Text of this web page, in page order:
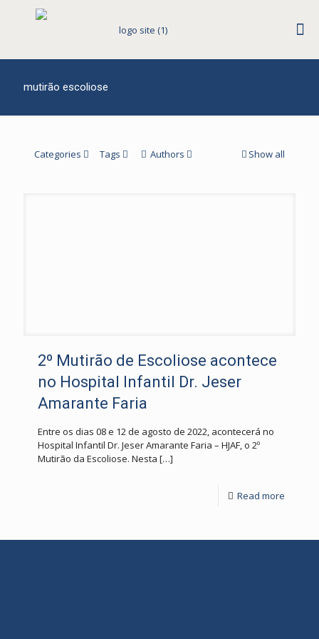
mutirão escoliose
Categories Tags Authors Show all
2º Mutirão de Escoliose acontece
no Hospital Infantil Dr. Jeser
Amarante Faria
Entre os dias 08 e 12 de agosto de 2022, acontecerá no
Hospital Infantil Dr. Jeser Amarante Faria – HJAF, o 2º
Mutirão da Escoliose. Nesta […]
Read more